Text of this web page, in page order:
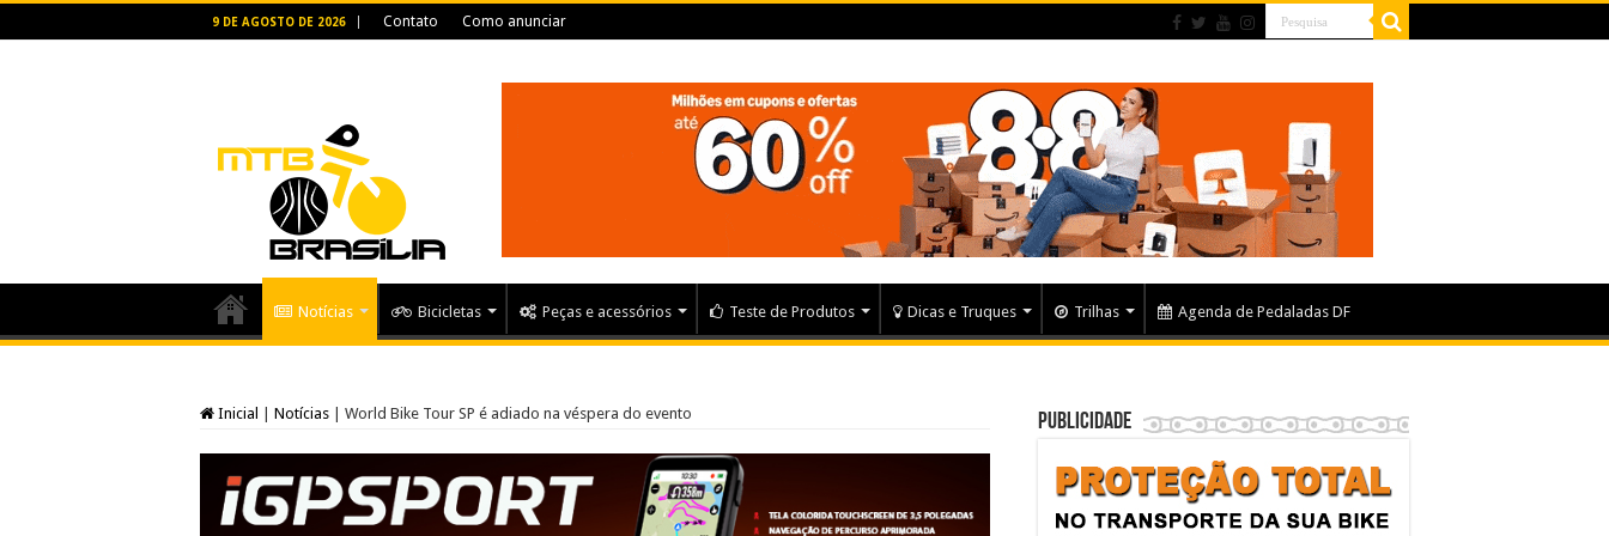
9 DE AGOSTO DE 2026 Contato Como anunciar
Notícias Bicicletas Peças e acessórios Teste de Produtos Dicas e Truques Trilhas Agenda de Pedaladas DF
Inicial Notícias World Bike Tour SP é adiado na véspera do evento Publicidade